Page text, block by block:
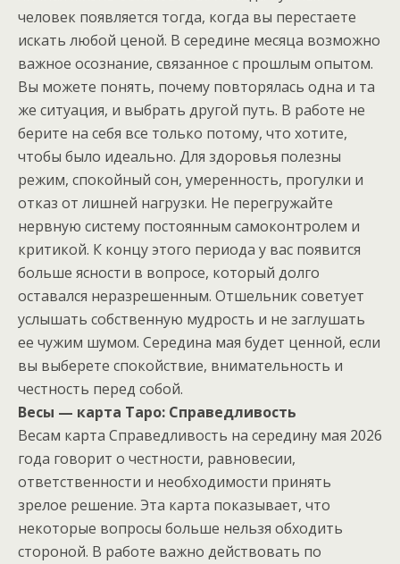
человек появляется тогда, когда вы перестаете
искать любой ценой. В середине месяца возможно
важное осознание, связанное с прошлым опытом.
Вы можете понять, почему повторялась одна и та
же ситуация, и выбрать другой путь. В работе не
берите на себя все только потому, что хотите,
чтобы было идеально. Для здоровья полезны
режим, спокойный сон, умеренность, прогулки и
отказ от лишней нагрузки. Не перегружайте
нервную систему постоянным самоконтролем и
критикой. К концу этого периода у вас появится
больше ясности в вопросе, который долго
оставался неразрешенным. Отшельник советует
услышать собственную мудрость и не заглушать
ее чужим шумом. Середина мая будет ценной, если
вы выберете спокойствие, внимательность и
честность перед собой.
Весы — карта Таро: Справедливость
Весам карта Справедливость на середину мая 2026
года говорит о честности, равновесии,
ответственности и необходимости принять
зрелое решение. Эта карта показывает, что
некоторые вопросы больше нельзя обходить
стороной. В работе важно действовать по